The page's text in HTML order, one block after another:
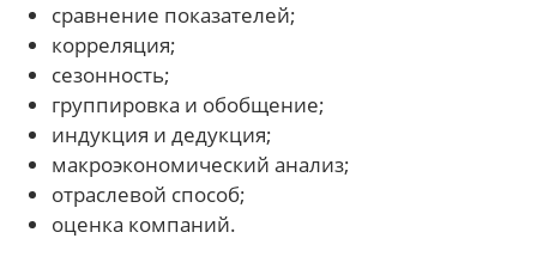
сравнение показателей;
корреляция;
сезонность;
группировка и обобщение;
индукция и дедукция;
макроэкономический анализ;
отраслевой способ;
оценка компаний.